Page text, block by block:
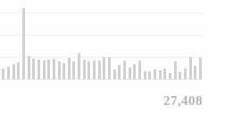
27,408